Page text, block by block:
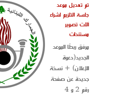
تم تعديل موعد
جلسة التلزيم لشراء
آلات تصوير
مستندات
مرفق ربطًا الموعد
الجديد(دعوة
الإعلان) + نسخة
جديدة عن صفحة
رقم 2 و 4